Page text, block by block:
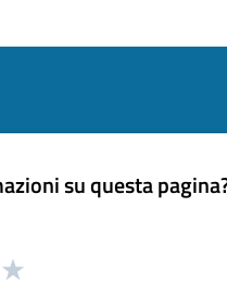
su questa